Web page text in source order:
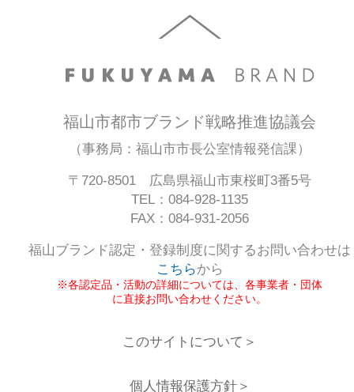
福山市都市ブランド戦略推進協議会
（事務局：福山市市長公室情報発信課）
〒720-8501 広島県福山市東桜町3番5号
TEL：084-928-1135
FAX：084-931-2056
福山ブランド認定・登録制度に関するお問い合わせは
こちらから
※各認定品・活動の詳細については、各事業者・団体
に直接お問い合わせください。
このサイトについて＞
個人情報保護方針＞